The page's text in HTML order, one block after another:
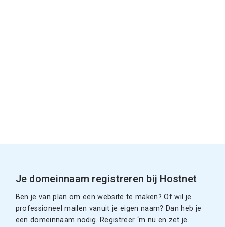
Je domeinnaam registreren bij Hostnet
Ben je van plan om een website te maken? Of wil je
professioneel mailen vanuit je eigen naam? Dan heb je
een domeinnaam nodig. Registreer ‘m nu en zet je